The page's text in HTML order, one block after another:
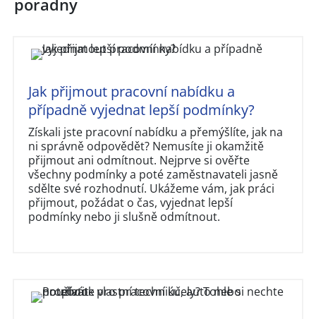
poradny
Jak přijmout pracovní nabídku a
případně vyjednat lepší podmínky?
Získali jste pracovní nabídku a přemýšlíte, jak na
ni správně odpovědět? Nemusíte ji okamžitě
přijmout ani odmítnout. Nejprve si ověřte
všechny podmínky a poté zaměstnavateli jasně
sdělte své rozhodnutí. Ukážeme vám, jak práci
přijmout, požádat o čas, vyjednat lepší
podmínky nebo ji slušně odmítnout.